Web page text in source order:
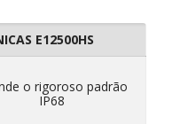
E12500HS
o rigoroso padrão
IP68